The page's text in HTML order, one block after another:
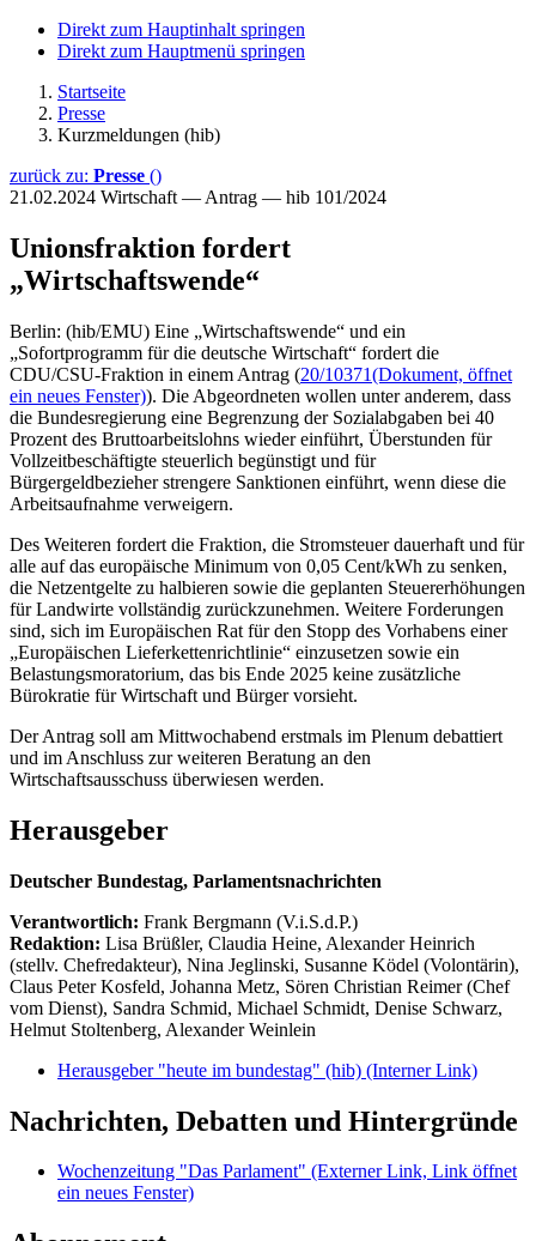
Direkt zum Hauptinhalt springen
Direkt zum Hauptmenü springen
Startseite
Presse
Kurzmeldungen (hib)
zurück zu: Presse ()
21.02.2024 Wirtschaft — Antrag — hib 101/2024
Unionsfraktion fordert
„Wirtschaftswende“
Berlin: (hib/EMU) Eine „Wirtschaftswende“ und ein
„Sofortprogramm für die deutsche Wirtschaft“ fordert die
CDU/CSU-Fraktion in einem Antrag (20/10371(Dokument, öffnet
ein neues Fenster)). Die Abgeordneten wollen unter anderem, dass
die Bundesregierung eine Begrenzung der Sozialabgaben bei 40
Prozent des Bruttoarbeitslohns wieder einführt, Überstunden für
Vollzeitbeschäftigte steuerlich begünstigt und für
Bürgergeldbezieher strengere Sanktionen einführt, wenn diese die
Arbeitsaufnahme verweigern.
Des Weiteren fordert die Fraktion, die Stromsteuer dauerhaft und für
alle auf das europäische Minimum von 0,05 Cent/kWh zu senken,
die Netzentgelte zu halbieren sowie die geplanten Steuererhöhungen
für Landwirte vollständig zurückzunehmen. Weitere Forderungen
sind, sich im Europäischen Rat für den Stopp des Vorhabens einer
„Europäischen Lieferkettenrichtlinie“ einzusetzen sowie ein
Belastungsmoratorium, das bis Ende 2025 keine zusätzliche
Bürokratie für Wirtschaft und Bürger vorsieht.
Der Antrag soll am Mittwochabend erstmals im Plenum debattiert
und im Anschluss zur weiteren Beratung an den
Wirtschaftsausschuss überwiesen werden.
Herausgeber
Deutscher Bundestag, Parlamentsnachrichten
Verantwortlich: Frank Bergmann (V.i.S.d.P.)
Redaktion: Lisa Brüßler, Claudia Heine, Alexander Heinrich
(stellv. Chefredakteur), Nina Jeglinski, Susanne Ködel (Volontärin),
Claus Peter Kosfeld, Johanna Metz, Sören Christian Reimer (Chef
vom Dienst), Sandra Schmid, Michael Schmidt, Denise Schwarz,
Helmut Stoltenberg, Alexander Weinlein
Herausgeber "heute im bundestag" (hib) (Interner Link)
Nachrichten, Debatten und Hintergründe
Wochenzeitung "Das Parlament" (Externer Link, Link öffnet
ein neues Fenster)